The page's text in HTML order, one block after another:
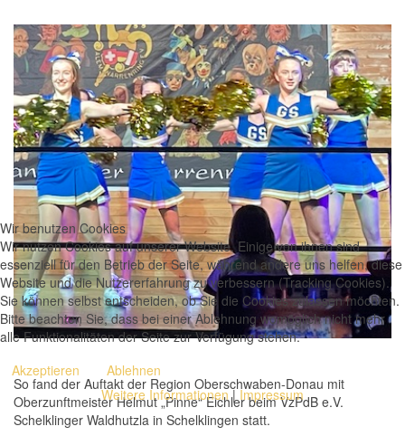
So fand der Auftakt der Region Oberschwaben-Donau mit
Oberzunftmeister Helmut „Pinne“ Eichler beim VzPdB e.V.
Schelklinger Waldhutzla in Schelklingen statt.
Wir benutzen Cookies
Wir nutzen Cookies auf unserer Website. Einige von ihnen sind
essenziell für den Betrieb der Seite, während andere uns helfen, diese
Website und die Nutzererfahrung zu verbessern (Tracking Cookies).
Sie können selbst entscheiden, ob Sie die Cookies zulassen möchten.
Bitte beachten Sie, dass bei einer Ablehnung womöglich nicht mehr
alle Funktionalitäten der Seite zur Verfügung stehen.
Akzeptieren
Ablehnen
Weitere Informationen|Impressum